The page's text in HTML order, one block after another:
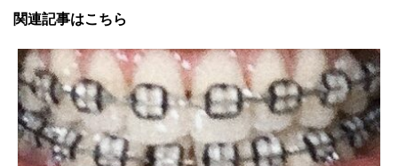
関連記事はこちら